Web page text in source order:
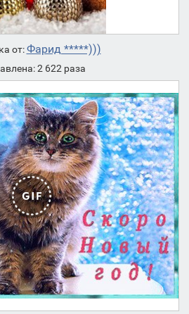
от:Фарид *****)))
2 622 раза